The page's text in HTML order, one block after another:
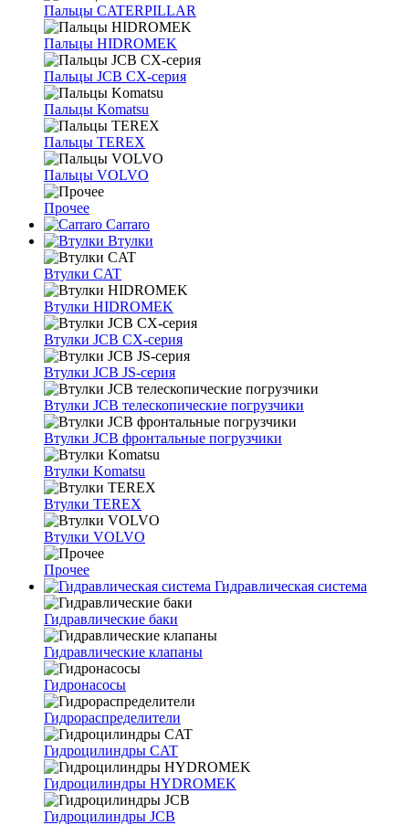
Пальцы CATERPILLAR
Пальцы HIDROMEK
Пальцы JCB CX-серия
Пальцы Komatsu
Пальцы TEREX
Пальцы VOLVO
Прочее
Carraro
Втулки
Втулки CAT
Втулки HIDROMEK
Втулки JCB CX-серия
Втулки JCB JS-серия
Втулки JCB телескопические погрузчики
Втулки JCB фронтальные погрузчики
Втулки Komatsu
Втулки TEREX
Втулки VOLVO
Прочее
Гидравлическая система
Гидравлические баки
Гидравлические клапаны
Гидронасосы
Гидрораспределители
Гидроцилиндры CAT
Гидроцилиндры HYDROMEK
Гидроцилиндры JCB